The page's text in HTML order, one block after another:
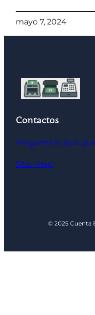
mayo 7, 2024
Contactos
Pregunta lo que
Site- Map
© 2025 Cuenta